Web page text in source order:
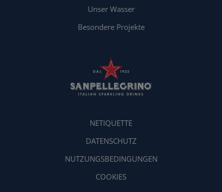
Unser Wasser
Besondere Projekte
NETIQUETTE
DATENSCHUTZ
NUTZUNGSBEDINGUNGEN
COOKIES